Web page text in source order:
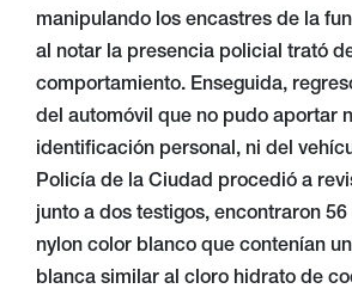
manipulando los encastres de la
al notar la presencia policial trató
comportamiento. Enseguida,
del automóvil que no pudo aportar
identificación personal, ni del
Policía de la Ciudad procedió a
junto a dos testigos, encontraron
nylon color blanco que contenían
blanca similar al cloro hidrato de